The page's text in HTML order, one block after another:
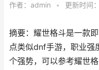
作者： admin • 更新时间
摘要：耀世格斗是一款
点类似dnf手游，职业强
个强势，可以参考耀世